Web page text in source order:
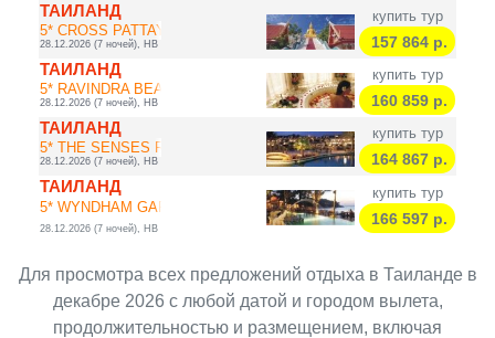
ТАИЛАНД
5* CROSS PATTAYA ...
28.12.2026 (7 ночей), HB
купить тур
157 864 р.
ТАИЛАНД
5* RAVINDRA BEACH...
28.12.2026 (7 ночей), HB
купить тур
160 859 р.
ТАИЛАНД
5* THE SENSES RES...
28.12.2026 (7 ночей), HB
купить тур
164 867 р.
ТАИЛАНД
5* WYNDHAM GARDEN...
28.12.2026 (7 ночей), HB
купить тур
166 597 р.
Для просмотра всех предложений отдыха в Таиланде в
декабре 2026 с любой датой и городом вылета,
продолжительностью и размещением, включая